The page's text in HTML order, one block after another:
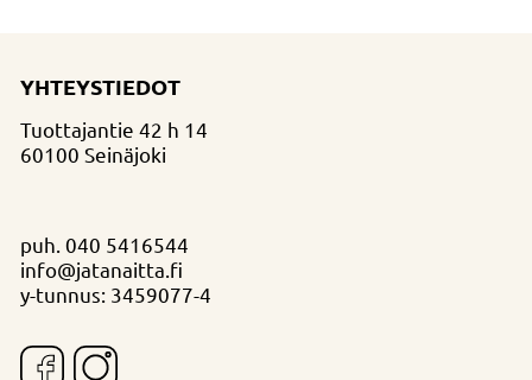
YHTEYSTIEDOT
Tuottajantie 42 h 14
60100 Seinäjoki
puh. 040 5416544
info@jatanaitta.fi
y-tunnus: 3459077-4